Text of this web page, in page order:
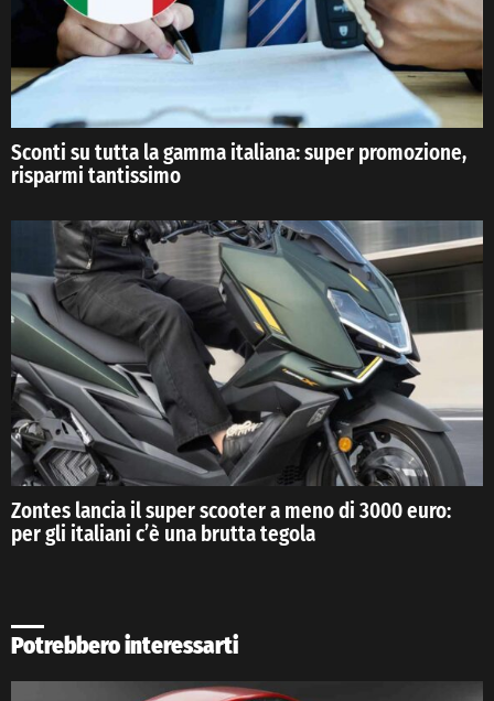
Sconti su tutta la gamma italiana: super promozione,
risparmi tantissimo
Zontes lancia il super scooter a meno di 3000 euro:
per gli italiani c’è una brutta tegola
Potrebbero interessarti